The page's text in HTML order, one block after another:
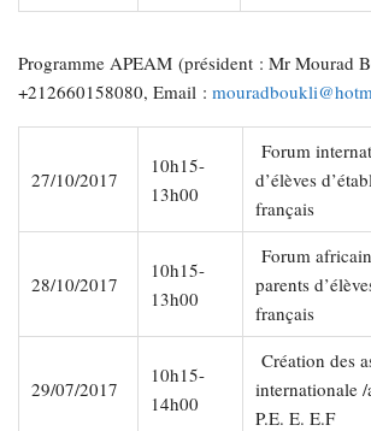
Programme APEAM (président : Mr Mourad
+212660158080, Email :
27/10/2017
10h15-
13h00
Forum
d’élèves
français
28/10/2017
10h15-
13h00
Forum
parents
français
29/07/2017
10h15-
14h00
Création des
internationale
P.E. E. E.F